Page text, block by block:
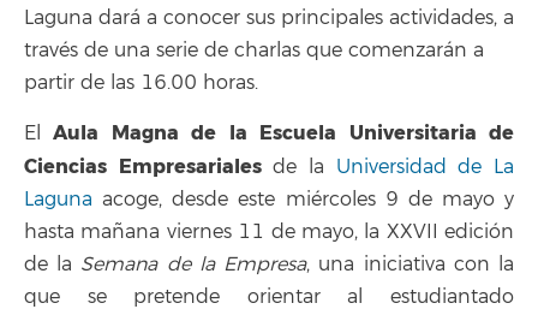
Laguna dará a conocer sus principales actividades, a
través de una serie de charlas que comenzarán a
partir de las 16.00 horas.
ElAula Magna de la Escuela Universitaria de
Ciencias Empresarialesde la Universidad de La
Laguna acoge, desde este miércoles 9 de mayo y
hasta mañana viernes 11 de mayo, la XXVII edición
de la Semana de la Empresa, una iniciativa con la
que se pretende orientar al estudiantado